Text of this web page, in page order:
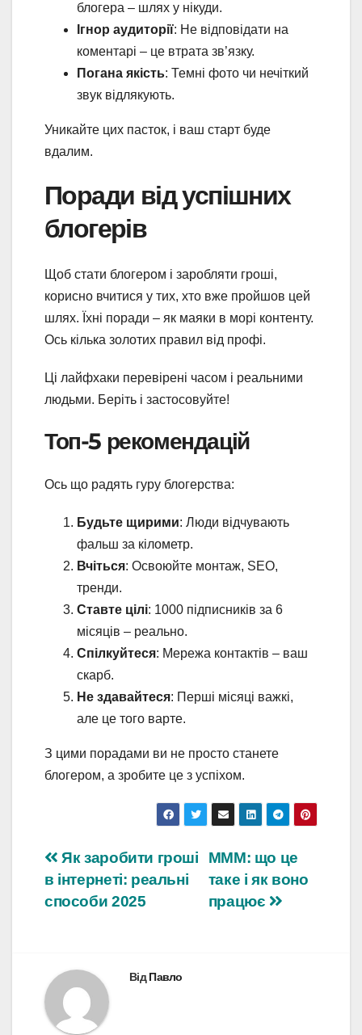
блогера – шлях у нікуди.
Ігнор аудиторії: Не відповідати на
коментарі – це втрата зв’язку.
Погана якість: Темні фото чи нечіткий
звук відлякують.
Уникайте цих пасток, і ваш старт буде
вдалим.
Поради від успішних
блогерів
Щоб стати блогером і заробляти гроші,
корисно вчитися у тих, хто вже пройшов цей
шлях. Їхні поради – як маяки в морі контенту.
Ось кілька золотих правил від профі.
Ці лайфхаки перевірені часом і реальними
людьми. Беріть і застосовуйте!
Топ-5 рекомендацій
Ось що радять гуру блогерства:
Будьте щирими: Люди відчувають
фальш за кілометр.
Вчіться: Освоюйте монтаж, SEO,
тренди.
Ставте цілі: 1000 підписників за 6
місяців – реально.
Спілкуйтеся: Мережа контактів – ваш
скарб.
Не здавайтеся: Перші місяці важкі,
але це того варте.
З цими порадами ви не просто станете
блогером, а зробите це з успіхом.
Навігація
записів
МММ: що це
таке і як воно
працює
Як заробити гроші
в інтернеті: реальні
способи 2025
ВідПавло